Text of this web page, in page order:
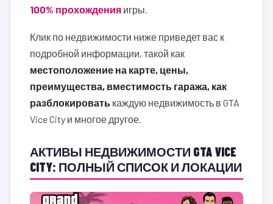
100% прохождения игры.
Клик по недвижимости ниже приведет вас к
подробной информации, такой как
местоположение на карте, цены,
преимущества, вместимость гаража, как
разблокировать каждую недвижимость в GTA
Vice City и многое другое.
АКТИВЫ НЕДВИЖИМОСТИ GTA VICE
CITY: ПОЛНЫЙ СПИСОК И ЛОКАЦИИ